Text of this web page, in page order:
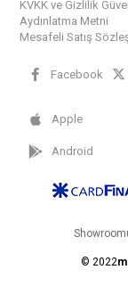
KVKK ve Gizlilik
Aydınlatma Metni
Mesafeli Satış
Facebook
Apple
Android
© 2022